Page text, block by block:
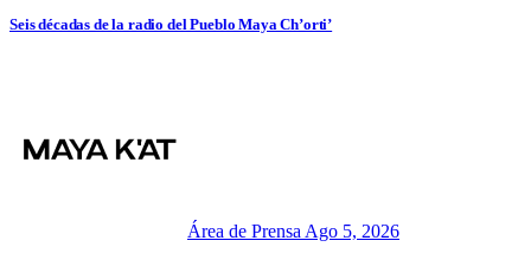
Seis décadas de la radio del Pueblo Maya Ch’orti’
Área de Prensa Ago 5, 2026